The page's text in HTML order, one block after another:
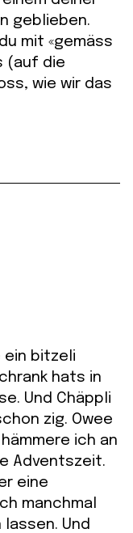
geblieben.
mit «gemäss
(auf die
wie wir das
ein bitzeli
hats in
Und Chäppli
zig. Owee
ich an
Adventszeit.
eine
manchmal
Und